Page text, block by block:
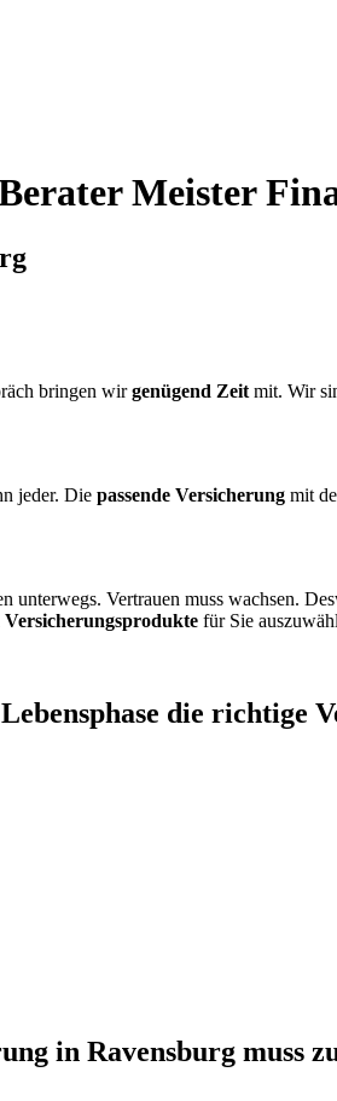
Meister
bringen wirgenügend Zeit mit. Wir
jeder. Die passende Versicherung mit
Vertrauen muss wachsen.
für Sie
die richtige
in Ravensburg muss